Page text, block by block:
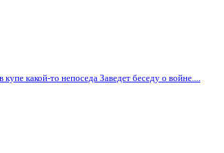
какой-то непоседа Заведет беседу о войне....